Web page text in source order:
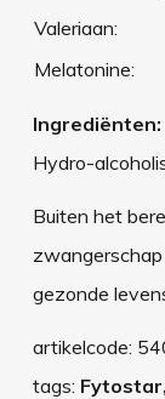
Valeriaan:
Melatonine:
Ingrediënten:
Hydro-
Buiten het
gezonde
artikelcode:
tags: